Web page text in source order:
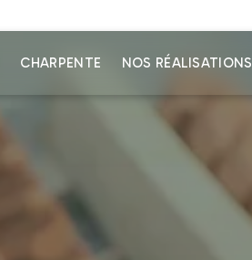
CHARPENTE NOS RÉALISATIONS